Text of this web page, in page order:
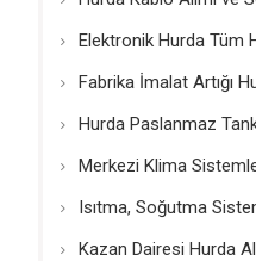
Elektronik Hurda Tüm
Fabrika İmalat Artığı
Hurda Paslanmaz
Merkezi Klima
Isıtma, Soğutma
Kazan Dairesi Hurda